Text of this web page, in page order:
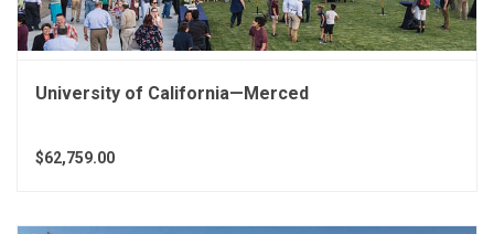
University of California—Merced
$62,759.00